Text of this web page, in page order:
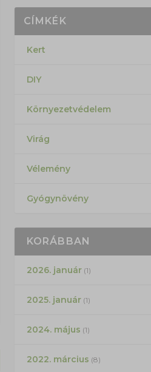
CÍMKÉK
Kert
DIY
Környezetvédelem
Virág
Vélemény
Gyógynövény
KORÁBBAN
2026. január(1)
2025. január(1)
2024. május (1)
2022. március (8)